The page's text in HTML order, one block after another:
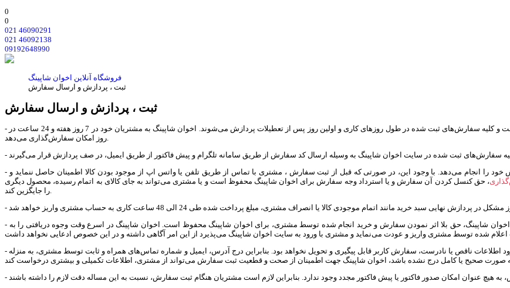
0
0
021 46090291
021 46092138
09192648990
فروشگاه آنلاین اخوان شاپینگ
ثبت ، پردازش و ارسال سفارش
ثبت ، پردازش و ارسال سفارش
- روز کاری به معنی روز شنبه تا پنج شنبه هر هفته، به استثنای تعطیلات عمومی در ایران است و کلیه سفارش‏‌های ثبت شده در طول روزهای کاری و اولین روز پس از تعطیلات پردازش می‌‏شوند. اخوان شاپینگ به مشتریان خود در 7 روز هفته و 24 ساعت در
روز امکان سفارش‌‏گذاری می‌‏دهد.
را انجام می‌دهد. با وجود این، در صورتی که قبل از ثبت سفارش ، مشتری با تماس از طریق تلفن یا واتس اپ از موجود بودن کالا اطمینان حاصل ننماید و
، حق کنسل کردن آن سفارش و یا استرداد وجه سفارش برای اخوان شاپینگ محفوظ است و یا مشتری می‏‌تواند به جای کالای به اتمام رسیده، محصول دیگری
را جایگزین کند.
- در صورت بروز هرگونه خطا نسبت به درج قیمت و ارزش ریالی کالاهای موجود در سایت اخوان شاپینگ، حق بلا اثر نمودن سفارش و خرید انجام شده توسط مشتری، برای اخوان شاپینگ محفوظ است. اخوان شاپینگ در اسرع وقت وجوه دریافتی را به
- کاربران باید عضویت اطلاعات صحیح و به طور کامل تکمیل کنند. بدیهی است درصورت ورود اطلاعات ناقص یا نادرست، سفارش کاربر قابل پیگیری و تحویل نخواهد بود. بنابراین درج آدرس، ایمیل و شماره تماس‌های همراه و ثابت توسط مشتری، به منزله